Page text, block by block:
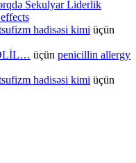
Sekulyar Liderlik
hadisəsi kimi üçün
üçün penicillin allergy
hadisəsi kimi üçün